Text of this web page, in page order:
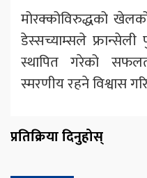
मोरक्कोविरुद्धको
डेस्सच्याम्सले
स्थापित गरेको
स्मरणीय रहने विश्वास
प्रतिक्रिया दिनुहोस्